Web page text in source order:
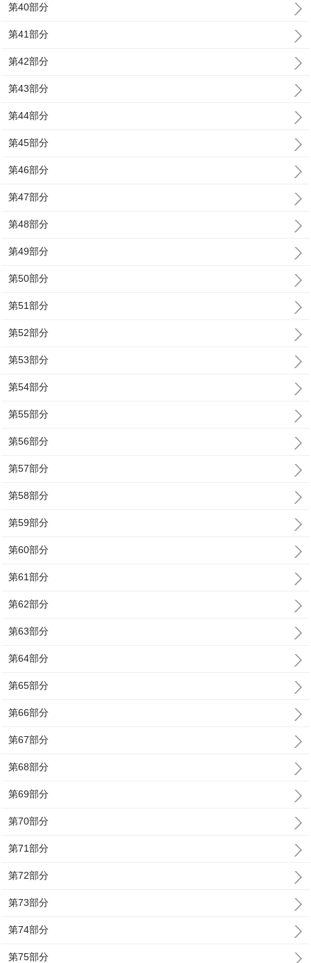
第40部分
第41部分
第42部分
第43部分
第44部分
第45部分
第46部分
第47部分
第48部分
第49部分
第50部分
第51部分
第52部分
第53部分
第54部分
第55部分
第56部分
第57部分
第58部分
第59部分
第60部分
第61部分
第62部分
第63部分
第64部分
第65部分
第66部分
第67部分
第68部分
第69部分
第70部分
第71部分
第72部分
第73部分
第74部分
第75部分